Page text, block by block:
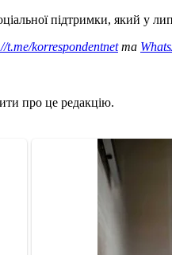
підтримки, який у
t.me/korrespondentnetта
про це редакцію.